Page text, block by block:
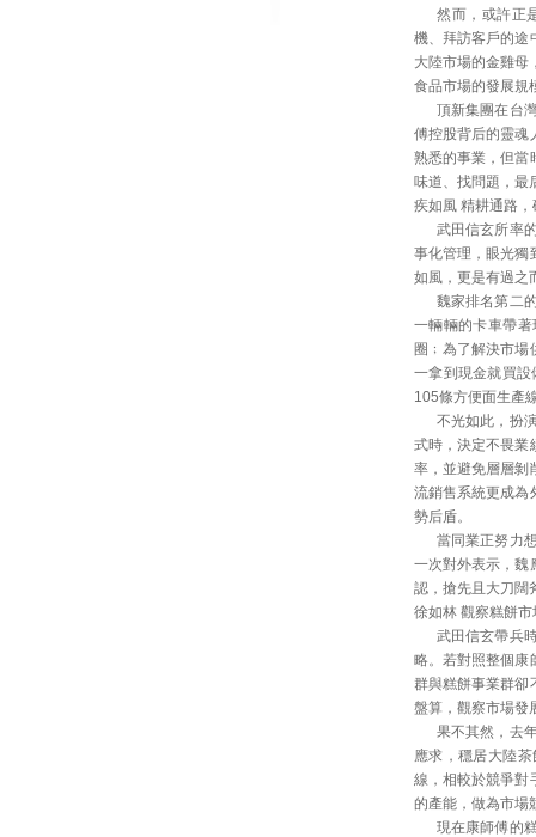
然而，或許正是
機、拜訪客戶的途
大陸市場的金雞母
食品市場的發展規
頂新集團在台灣
傅控股背后的靈魂
熟悉的事業，但當
味道、找問題，最
疾如風 精耕通路
武田信玄所率的
事化管理，眼光獨
如風，更是有過之
魏家排名第二的
一輛輛的卡車帶
圈﹔為了解決市
一拿到現金就買
105條方便面生產
不光如此，扮演
式時，決定不畏業
率，並避免層層剝
流銷售系統更成為
勢后盾。
當同業正努力想
一次對外表示，魏
認，搶先且大刀闊
徐如林 觀察糕餅
武田信玄帶兵時
略。若對照整個康
群與糕餅事業群卻
盤算，觀察市場發
果不其然，去年
應求，穩居大陸
線，相較於競爭對
的產能，做為市場
現在康師傅的糕